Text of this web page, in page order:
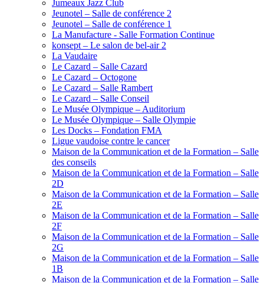
Jumeaux Jazz Club
Jeunotel – Salle de conférence 2
Jeunotel – Salle de conférence 1
La Manufacture - Salle Formation Continue
konsept – Le salon de bel-air 2
La Vaudaire
Le Cazard – Salle Cazard
Le Cazard – Octogone
Le Cazard – Salle Rambert
Le Cazard – Salle Conseil
Le Musée Olympique – Auditorium
Le Musée Olympique – Salle Olympie
Les Docks – Fondation FMA
Ligue vaudoise contre le cancer
Maison de la Communication et de la Formation – Salle
des conseils
Maison de la Communication et de la Formation – Salle
2D
Maison de la Communication et de la Formation – Salle
2E
Maison de la Communication et de la Formation – Salle
2F
Maison de la Communication et de la Formation – Salle
2G
Maison de la Communication et de la Formation – Salle
1B
Maison de la Communication et de la Formation – Salle